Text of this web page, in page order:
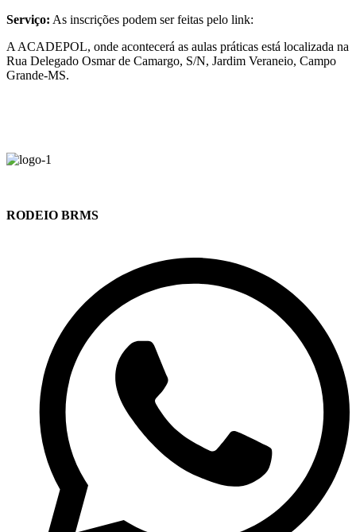
Serviço: As inscrições podem ser feitas pelo link:
A ACADEPOL, onde acontecerá as aulas práticas está localizada na
Rua Delegado Osmar de Camargo, S/N, Jardim Veraneio, Campo
Grande-MS.
RODEIO BRMS